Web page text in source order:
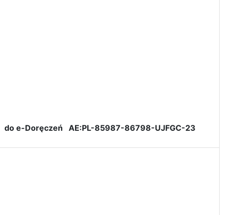
do e-Doręczeń AE:PL-85987-86798-UJFGC-23